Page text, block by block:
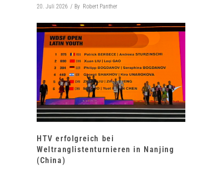
20. Juli 2026 By Robert Panther
HTV erfolgreich bei
Weltranglistenturnieren in Nanjing
(China)